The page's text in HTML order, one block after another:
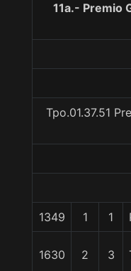
11a.- Premio
Tpo.01.37.51
1349 1 1
1630 2 3